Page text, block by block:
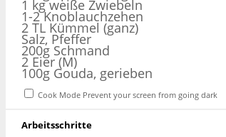
1 kg weiße Zwiebeln
1-2 Knoblauchzehen
2 TL Kümmel (ganz)
Salz, Pfeffer
200g Schmand
2 Eier (M)
100g Gouda, gerieben
Cook Mode Prevent your screen from going dark
Arbeitsschritte